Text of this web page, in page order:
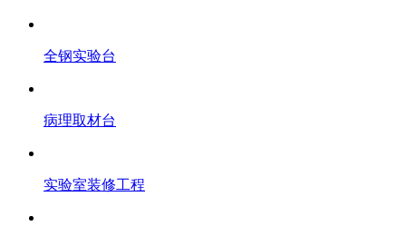
全钢实验台
病理取材台
实验室装修工程